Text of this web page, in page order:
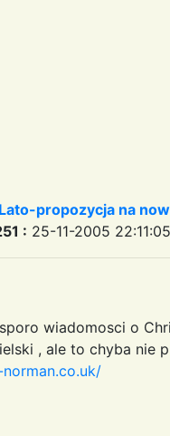
propozycja na
: 25-11-2005
wiadomosci o
, ale to chyba nie